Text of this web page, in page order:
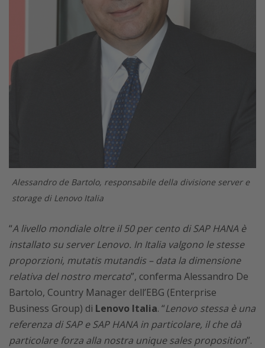
Alessandro de Bartolo, responsabile della divisione server e
storage di Lenovo Italia
“A livello mondiale oltre il 50 per cento di SAP HANA è
installato su server Lenovo. In Italia valgono le stesse
proporzioni, mutatis mutandis – data la dimensione
relativa del nostro mercato”, conferma Alessandro De
Bartolo, Country Manager dell’EBG (Enterprise
Business Group) di Lenovo Italia. “Lenovo stessa è una
referenza di SAP e SAP HANA in particolare, il che dà
particolare forza alla nostra unique sales proposition”.